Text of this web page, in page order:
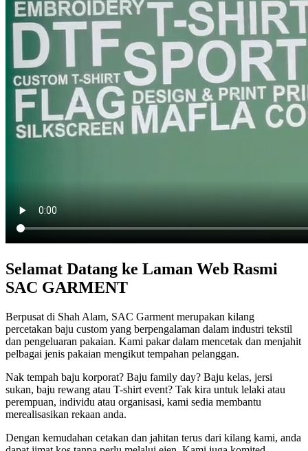
Selamat Datang ke Laman Web Rasmi
SAC GARMENT
Berpusat di Shah Alam, SAC Garment merupakan kilang
percetakan baju custom yang berpengalaman dalam industri tekstil
dan pengeluaran pakaian. Kami pakar dalam mencetak dan menjahit
pelbagai jenis pakaian mengikut tempahan pelanggan.
Nak tempah baju korporat? Baju family day? Baju kelas, jersi
sukan, baju rewang atau T-shirt event? Tak kira untuk lelaki atau
perempuan, individu atau organisasi, kami sedia membantu
merealisasikan rekaan anda.
Dengan kemudahan cetakan dan jahitan terus dari kilang kami, anda